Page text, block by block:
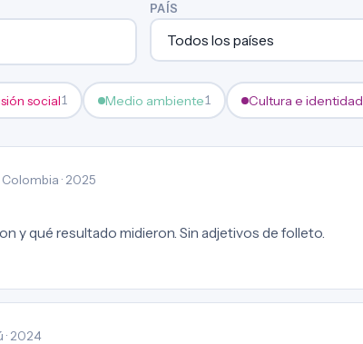
PAÍS
social1 Medio ambiente1 Cultura e identidad
Colombia · 2025
y qué resultado midieron. Sin adjetivos de folleto.
· 2024